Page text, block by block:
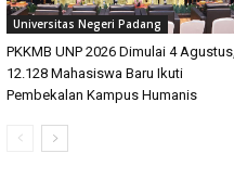
Universitas Negeri Padang
PKKMB UNP 2026 Dimulai 4 Agustus,
12.128 Mahasiswa Baru Ikuti
Pembekalan Kampus Humanis